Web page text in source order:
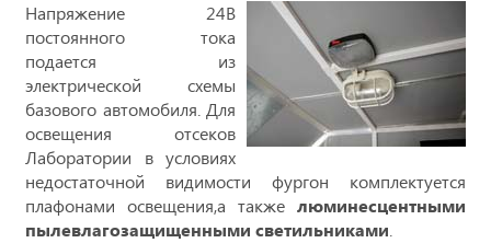
Напряжение 24В
постоянного тока
подается из
электрической схемы
базового автомобиля. Для
освещения отсеков
Лаборатории в условиях
недостаточной видимости фургон комплектуется
плафонами освещения,а также люминесцентными
пылевлагозащищенными светильниками